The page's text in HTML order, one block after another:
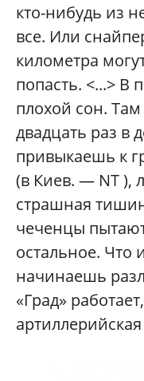
кто-нибудь из
все. Или
километра
попасть. <...> В
плохой сон.
двадцать раз в
привыкаешь к
(в Киев. — NT ),
страшная
чеченцы
остальное. Что
начинаешь
«Град»